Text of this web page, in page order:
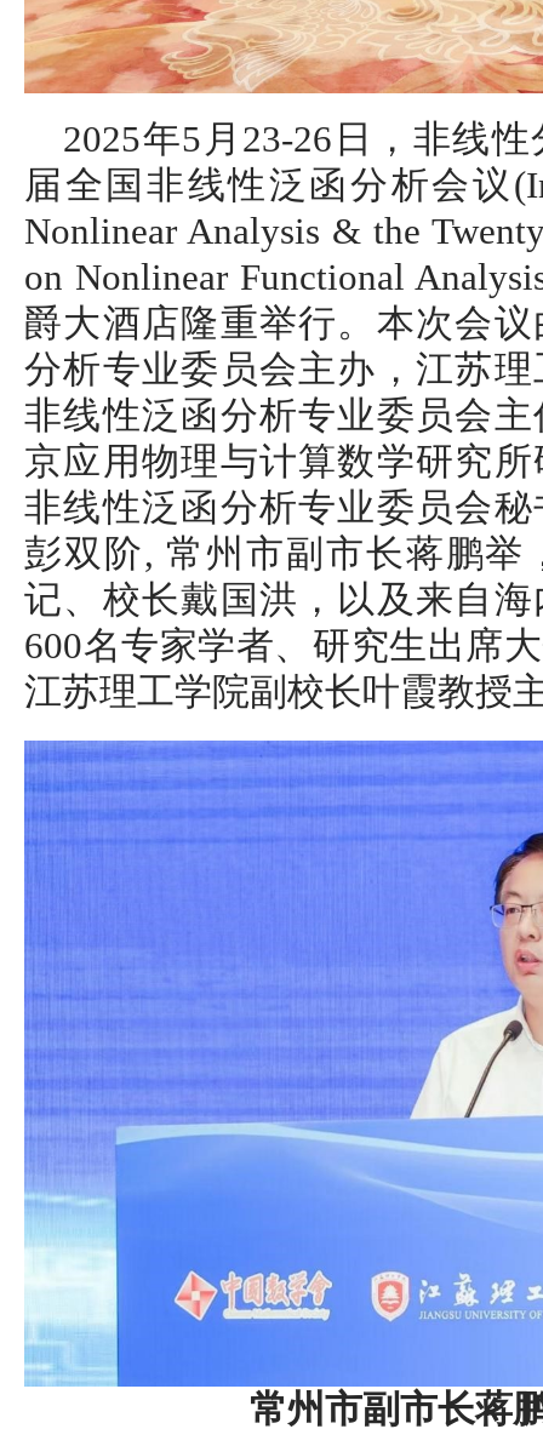
2025年5月23-26日，非线
届全国非线性泛函分析会议
Nonlinear Analysis & the
on Nonlinear Functional
爵大酒店隆重举行。本次会
分析专业委员会主办，江苏
非线性泛函分析专业委员会
京应用物理与计算数学研究
非线性泛函分析专业委员会
彭双阶, 常州市副市长蒋鹏举
记、校长戴国洪，以及来自
600名专家学者、研究生出席
江苏理工学院副校长叶霞教授
常州市副市长蒋